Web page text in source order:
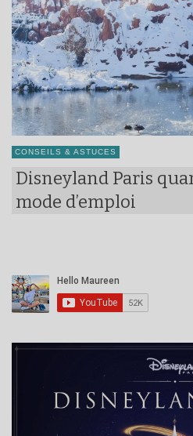
CONSEILS & ASTUCES
Disneyland Paris
mode d’emploi